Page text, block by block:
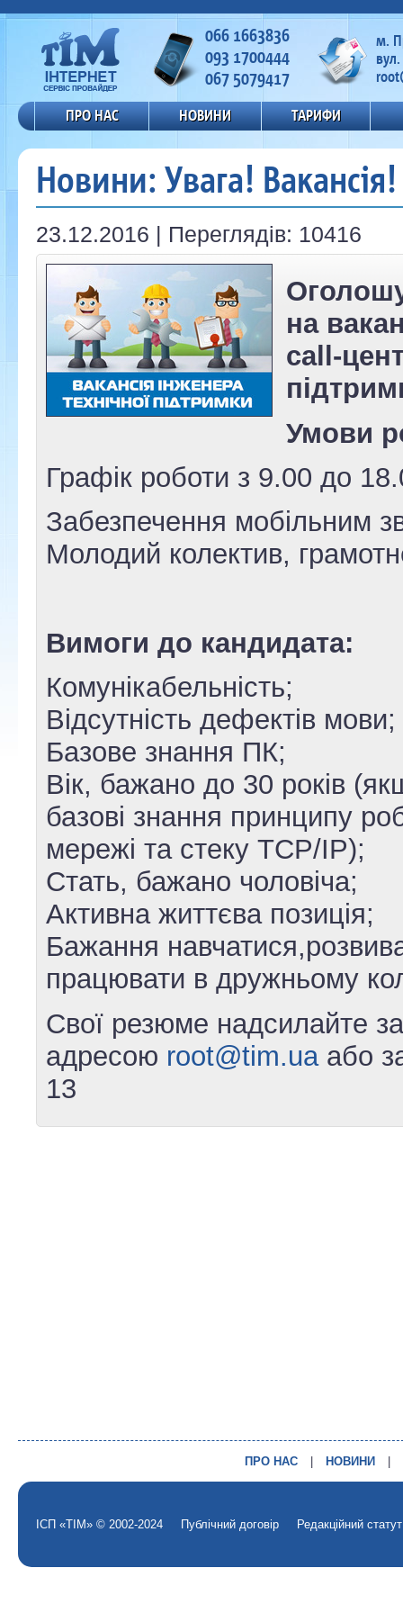
066 1663836
093 1700444
067 5079417
м.
ПРО НАС НОВИНИ ТАРИФИ
Новини: Увага! Вакансія!
23.12.2016 | Переглядів: 10416
на
call-
Умови
Графік роботи з 9.00 до
Забезпечення мобільним
Молодий колектив,
Вимоги до кандидата:
Комунікабельність;
Відсутність дефектів мови;
Базове знання ПК;
Вік, бажано до 30 років
базові знання принципу
мережі та стеку TCP/IP);
Стать, бажано чоловіча;
Активна життєва позиція;
Бажання
працювати в дружньому
Свої резюме надсилайте за
адресою root@tim.uaабо
13
ПРО НАС НОВИНИ
ІСП «ТІМ» © 2002-2024 Публічний договір Редакційний статут